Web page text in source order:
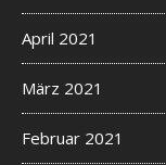
April 2021
März 2021
Februar 2021